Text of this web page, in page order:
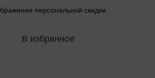
персональной скидки
В избранное